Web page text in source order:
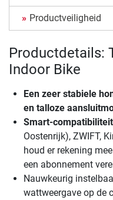
Productveiligheid
Productdetails:
Indoor Bike
Een zeer stabiele
en talloze
Smart-compatibiliteit
Oostenrijk), ZWIFT,
houd er rekening
een abonnement
Nauwkeurig
wattweergave op de